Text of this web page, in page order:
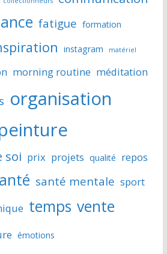
fatigue formation
instagram matériel
morning routine méditation
organisation
soi prix projets qualité repos
santé mentale sport
temps vente
émotions